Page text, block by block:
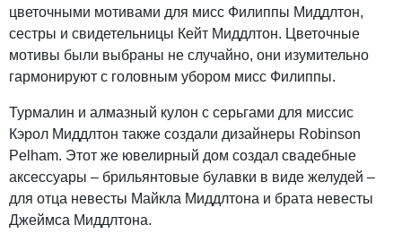
цветочными мотивами для мисс Филиппы Миддлтон,
сестры и свидетельницы Кейт Миддлтон. Цветочные
мотивы были выбраны не случайно, они изумительно
гармонируют с головным убором мисс Филиппы.
Турмалин и алмазный кулон с серьгами для миссис
Кэрол Миддлтон также создали дизайнеры Robinson
Pelham. Этот же ювелирный дом создал свадебные
аксессуары – брильянтовые булавки в виде желудей –
для отца невесты Майкла Миддлтона и брата невесты
Джеймса Миддлтона.